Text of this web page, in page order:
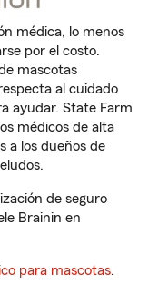
médica, lo menos
por el costo.
mascotas
al cuidado
ayudar. State Farm
médicos de alta
a los dueños de
de seguro
Brainin en
para mascotas.